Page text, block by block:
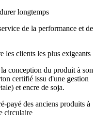
longtemps
de la performance et de
les clients les plus exigeants
conception du produit à son
certifié issu d'une gestion
et encre de soja.
payé des anciens produits à
circulaire